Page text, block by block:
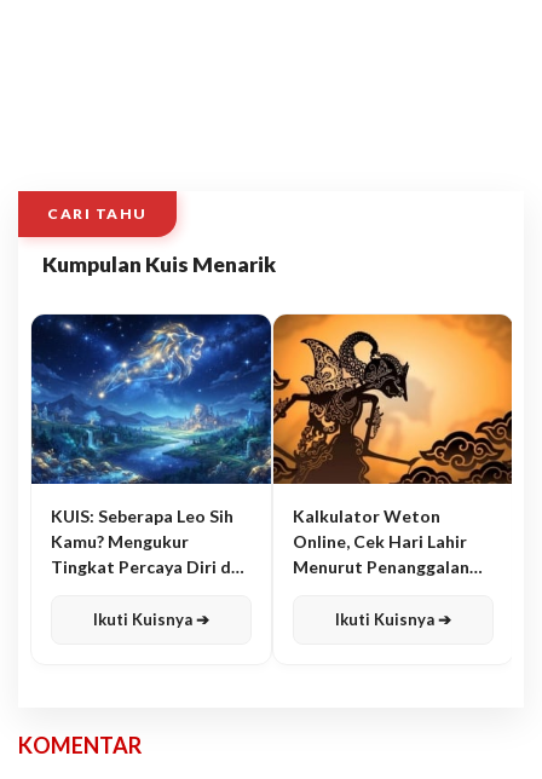
CARI TAHU
Kumpulan Kuis Menarik
KUIS: Seberapa Leo Sih
Kamu? Mengukur
Tingkat Percaya Diri dan
Ikuti Kuisnya ➔
Kalkulator Weton
Online, Cek Hari Lahir
Menurut Penanggalan
Ikuti Kuisnya ➔
KOMENTAR